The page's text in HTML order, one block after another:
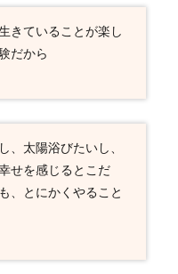
きていることが楽し
だから
、太陽浴びたいし、
せを感じるとこだ
、とにかくやること